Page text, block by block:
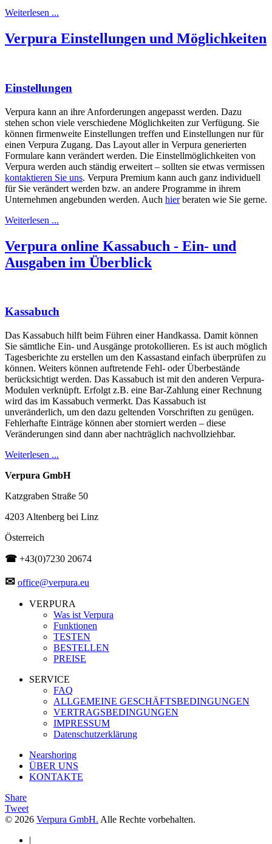
Weiterlesen ...
Verpura Einstellungen und Möglichkeiten
Einstellungen
Verpura kann an ihre Anforderungen angepasst werden. Dazu
stehen schon viele verschiedene Möglichkeiten zur Verfügung. Sie
können firmenweite Einstellungen treffen und Einstellungen nur für
einen Verpura Zugang. Das Layout aller in Verpura generierten
Formulare kann verändert werden. Die Einstellmöglichkeiten von
Verpura werden auch ständig erweitert – sollten sie etwas vermissen
kontaktieren Sie uns. Verpura Premium kann auch ganz individuell
für Sie verändert werden bzw. an andere Programme in ihrem
Unternehmen angebunden werden. Auch hierberaten wie Sie gerne.
Weiterlesen ...
Verpura online Kassabuch - Ein- und
Ausgaben im Überblick
Kassabuch
Das Kassabuch hilft beim Führen einer Handkassa. Damit können
Sie sämtliche Ein- und Ausgänge protokollieren. Es ist auch möglich
Tagesberichte zu erstellen um den Kassastand einfach überprüfen zu
können. Weiters können auftretende Fehl- oder Überbestände
berücksichtigt werden. Das Kassabuch ist mit den anderen Verpura-
Modulen verknüpft. Erfolgt z.B. eine Bar-Zahlung einer Rechnung
wird das im Kassabuch vermerkt. Das Kassabuch ist
unveränderlich, um den dazu geltenden Vorschriften zu genügen.
Fehlerhafte Einträge können aber storniert werden – diese
Veränderungen sind dann aber nachträglich nachvollziehbar.
Weiterlesen ...
Verpura GmbH
Katzgraben Straße 50
4203 Altenberg bei Linz
Österreich
☎ +43(0)7230 20674
✉ office@verpura.eu
VERPURA
Was ist Verpura
Funktionen
TESTEN
BESTELLEN
PREISE
SERVICE
FAQ
ALLGEMEINE GESCHÄFTSBEDINGUNGEN
VERTRAGSBEDINGUNGEN
IMPRESSUM
Datenschutzerklärung
Nearshoring
ÜBER UNS
KONTAKTE
Share
Tweet
© 2026 Verpura GmbH. Alle Rechte vorbehalten.
|